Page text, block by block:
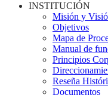
INSTITUCIÓN
Misión y
Objetivos
Mapa de
Manual de
Principios
Reseña
Documentos